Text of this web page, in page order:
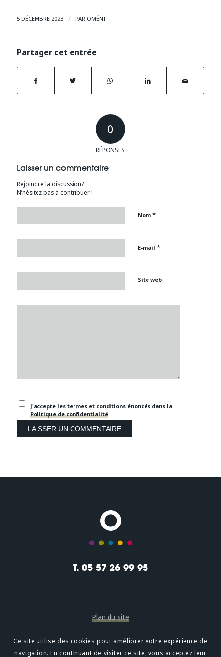
5 DÉCEMBRE 2023 / PAR OMÉNI
Partager cet entrée
0
RÉPONSES
Laisser un commentaire
Rejoindre la discussion?
N’hésitez pas à contribuer !
Nom *
E-mail *
Site web
J'accepte les termes et conditions énoncés dans la
Politique de confidentialité
T. 05 57 26 99 95
Plan du site
Mentions légales
Ce site utilise des cookies pour améliorer votre expérience de
navigation. En continuant de visiter ce site, vous acceptez leur